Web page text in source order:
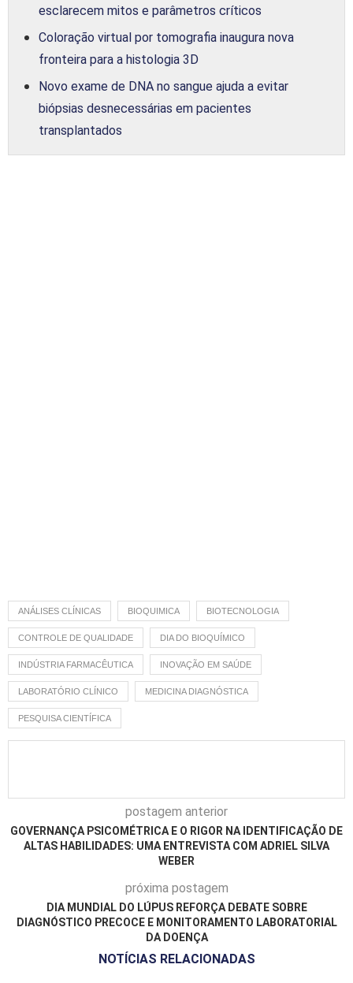
esclarecem mitos e parâmetros críticos
Coloração virtual por tomografia inaugura nova
fronteira para a histologia 3D
Novo exame de DNA no sangue ajuda a evitar
biópsias desnecessárias em pacientes
transplantados
ANÁLISES CLÍNICAS BIOQUIMICA BIOTECNOLOGIA
CONTROLE DE QUALIDADE DIA DO BIOQUÍMICO
INDÚSTRIA FARMACÊUTICA INOVAÇÃO EM SAÚDE
LABORATÓRIO CLÍNICO MEDICINA DIAGNÓSTICA
PESQUISA CIENTÍFICA
postagem anterior
GOVERNANÇA PSICOMÉTRICA E O RIGOR NA IDENTIFICAÇÃO DE
ALTAS HABILIDADES: UMA ENTREVISTA COM ADRIEL SILVA
WEBER
próxima postagem
DIA MUNDIAL DO LÚPUS REFORÇA DEBATE SOBRE
DIAGNÓSTICO PRECOCE E MONITORAMENTO LABORATORIAL
DA DOENÇA
NOTÍCIAS RELACIONADAS